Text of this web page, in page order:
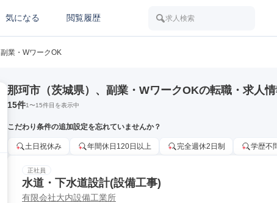
気になる 閲覧履歴 求人検索
副業・WワークOK
那珂市（茨城県）、副業・WワークOKの転職・求人
15件1〜15件目を表示中
こだわり条件の追加設定を忘れていませんか？
土日祝休み 年間休日120日以上 完全週休2日制 学歴不
正社員
水道・下水道設計(設備工事)
有限会社大内設備工業所